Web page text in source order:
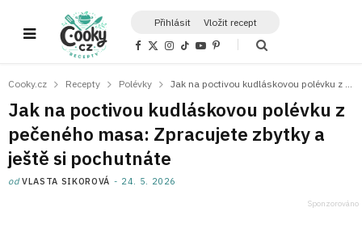
Přihlásit Vložit recept
F
b
o
k
X
i
t
e
r
)
I
a
r
a
m
T
o
Y
u
e
P
e
e
s
t
Cooky.cz Recepty Polévky
Jak na poctivou kudláskovou polévku z
pečeného masa: Zpracujete zbytky a
ještě si pochutnáte
odVLASTA SIKOROVÁ 24. 5. 2026